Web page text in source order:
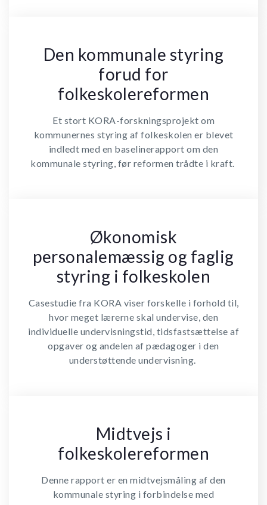
Den kommunale styring
forud for
folkeskolereformen
Et stort KORA-forskningsprojekt om
kommunernes styring af folkeskolen er blevet
indledt med en baselinerapport om den
kommunale styring, før reformen trådte i kraft.
Økonomisk
personalemæssig og faglig
styring i folkeskolen
Casestudie fra KORA viser forskelle i forhold til,
hvor meget lærerne skal undervise, den
individuelle undervisningstid, tidsfastsættelse af
opgaver og andelen af pædagoger i den
understøttende undervisning.
Midtvejs i
folkeskolereformen
Denne rapport er en midtvejsmåling af den
kommunale styring i forbindelse med